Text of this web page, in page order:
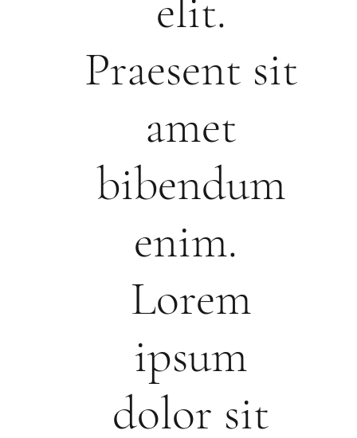
elit.
Praesent sit
amet
bibendum
enim.
Lorem
ipsum
dolor sit